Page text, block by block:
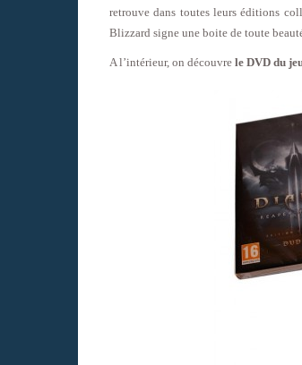
retrouve dans toutes leurs éditions
Blizzard signe une boite de toute
A l’intérieur, on découvre le DVD du